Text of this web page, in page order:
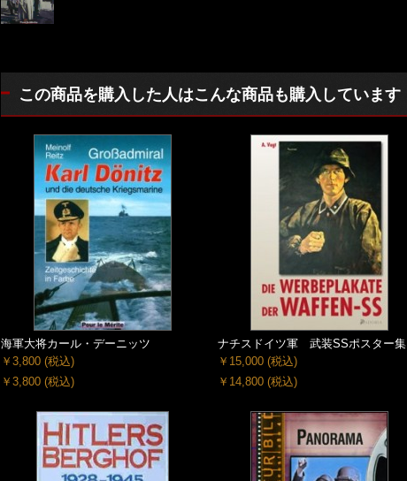
この商品を購入した人はこんな商品も購入しています
海軍大将カール・デーニッツ
￥3,800 (税込)
￥3,800 (税込)
ナチスドイツ軍 武装SSポスター集
￥15,000 (税込)
￥14,800 (税込)